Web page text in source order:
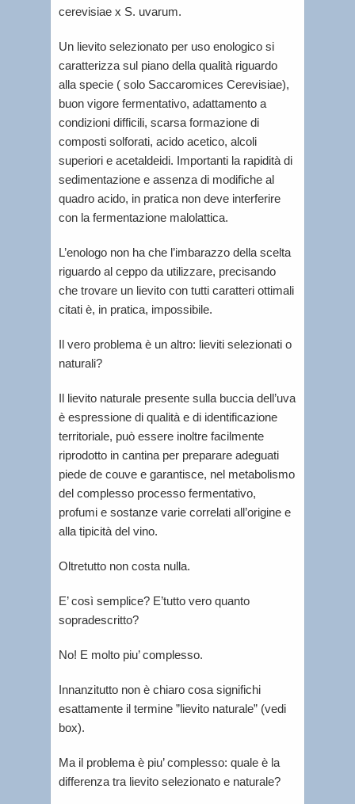
cerevisiae x S. uvarum.
Un lievito selezionato per uso enologico si
caratterizza sul piano della qualità riguardo
alla specie ( solo Saccaromices Cerevisiae),
buon vigore fermentativo, adattamento a
condizioni difficili, scarsa formazione di
composti solforati, acido acetico, alcoli
superiori e acetaldeidi. Importanti la rapidità di
sedimentazione e assenza di modifiche al
quadro acido, in pratica non deve interferire
con la fermentazione malolattica.
L’enologo non ha che l’imbarazzo della scelta
riguardo al ceppo da utilizzare, precisando
che trovare un lievito con tutti caratteri ottimali
citati è, in pratica, impossibile.
Il vero problema è un altro: lieviti selezionati o
naturali?
Il lievito naturale presente sulla buccia dell’uva
è espressione di qualità e di identificazione
territoriale, può essere inoltre facilmente
riprodotto in cantina per preparare adeguati
piede de couve e garantisce, nel metabolismo
del complesso processo fermentativo,
profumi e sostanze varie correlati all’origine e
alla tipicità del vino.
Oltretutto non costa nulla.
E’ così semplice? E’tutto vero quanto
sopradescritto?
No! E molto piu’ complesso.
Innanzitutto non è chiaro cosa significhi
esattamente il termine ”lievito naturale” (vedi
box).
Ma il problema è piu’ complesso: quale è la
differenza tra lievito selezionato e naturale?